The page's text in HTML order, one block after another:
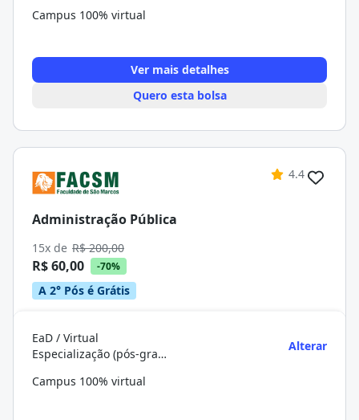
Campus 100% virtual
Ver mais detalhes
Quero esta bolsa
4.4
Administração Pública
15x de R$ 200,00
R$ 60,00 -70%
A 2° Pós é Grátis
EaD / Virtual
Especialização (pós-graduação)
Alterar
Campus 100% virtual